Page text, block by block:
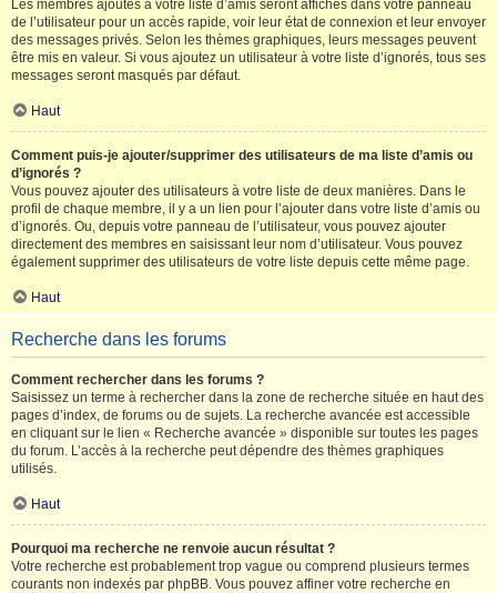
Les membres ajoutés à votre liste d’amis seront affichés dans votre panneau
de l’utilisateur pour un accès rapide, voir leur état de connexion et leur envoyer
des messages privés. Selon les thèmes graphiques, leurs messages peuvent
être mis en valeur. Si vous ajoutez un utilisateur à votre liste d’ignorés, tous ses
messages seront masqués par défaut.
Haut
Comment puis-je ajouter/supprimer des utilisateurs de ma liste d’amis ou
d’ignorés ?
Vous pouvez ajouter des utilisateurs à votre liste de deux manières. Dans le
profil de chaque membre, il y a un lien pour l’ajouter dans votre liste d’amis ou
d’ignorés. Ou, depuis votre panneau de l’utilisateur, vous pouvez ajouter
directement des membres en saisissant leur nom d’utilisateur. Vous pouvez
également supprimer des utilisateurs de votre liste depuis cette même page.
Haut
Recherche dans les forums
Comment rechercher dans les forums ?
Saisissez un terme à rechercher dans la zone de recherche située en haut des
pages d’index, de forums ou de sujets. La recherche avancée est accessible
en cliquant sur le lien « Recherche avancée » disponible sur toutes les pages
du forum. L’accès à la recherche peut dépendre des thèmes graphiques
utilisés.
Haut
Pourquoi ma recherche ne renvoie aucun résultat ?
Votre recherche est probablement trop vague ou comprend plusieurs termes
courants non indexés par phpBB. Vous pouvez affiner votre recherche en